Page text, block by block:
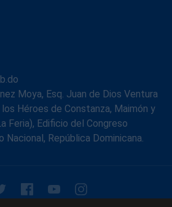
Moya, Esq. Juan de Dios Ventura
Héroes de Constanza, Maimón y
Feria), Edificio del Congreso
Nacional, República Dominicana.